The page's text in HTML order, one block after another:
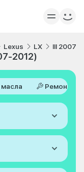
Lexus LX III 2007-
2012)
Ремонт